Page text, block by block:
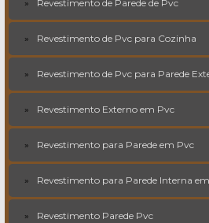
Revestimento de Parede de Pvc
Revestimento de Pvc para Cozinha
Revestimento de Pvc para Parede
Revestimento Externo em Pvc
Revestimento para Parede em Pvc
Revestimento para Parede Interna
Revestimento Parede Pvc